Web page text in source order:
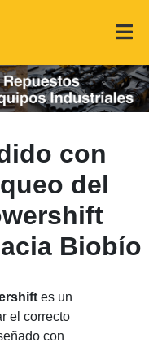
con
del
Biobío
es un
el correcto
con